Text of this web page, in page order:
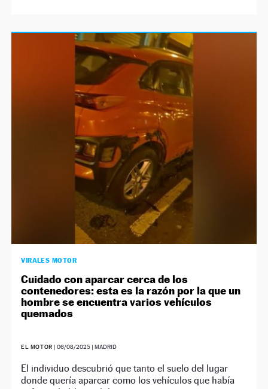
VIRALES MOTOR
Cuidado con aparcar cerca de los
contenedores: esta es la razón por la que un
hombre se encuentra varios vehículos
quemados
EL MOTOR | 06/08/2025| MADRID
El individuo descubrió que tanto el suelo del lugar
donde quería aparcar como los vehículos que había